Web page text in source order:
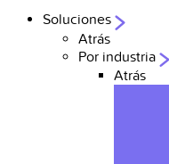
Soluciones
Atrás
Por industria
Atrás